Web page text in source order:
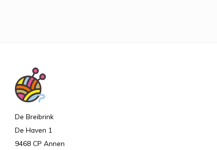
De Breibrink
De Haven 1
9468 CP Annen